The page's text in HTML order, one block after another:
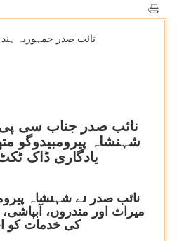
نائب صدر جمہوریہ
نائب صدر جناب سی پی
شہنشاہ پیرومبیدوگو
یادگاری ڈاک
نائب صدر نے شہنشاہ
میراث اور مندروں،
کی خدمات کو